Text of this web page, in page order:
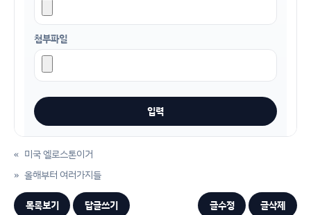
첨부파일
« 미국 엘로스톤이거
올해부터 여러가지들
»
목록보기 답글쓰기 글수정 글삭제